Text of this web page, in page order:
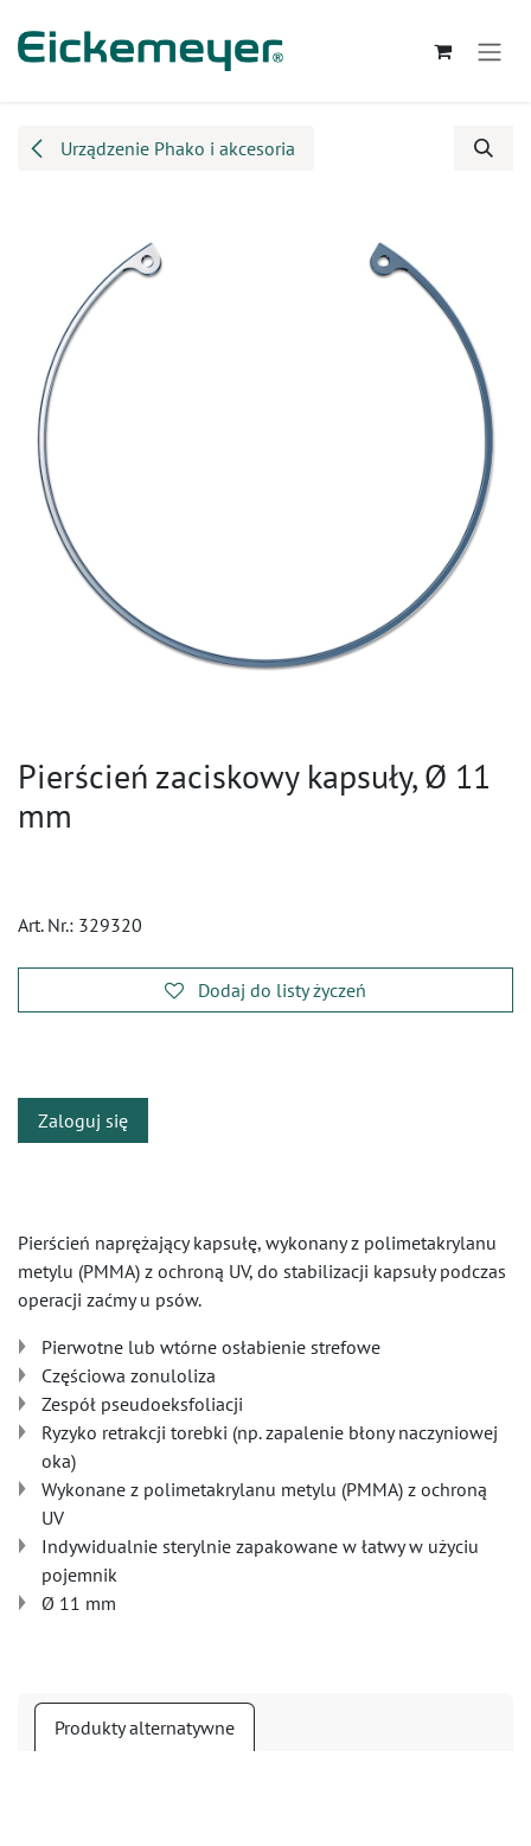
Urządzenie Phako i akcesoria
Pierścień zaciskowy kapsuły, Ø 11
mm
Art. Nr.: 329320
Dodaj do listy życzeń
Zaloguj się
Pierścień naprężający kapsułę, wykonany z polimetakrylanu
metylu (PMMA) z ochroną UV, do stabilizacji kapsuły podczas
operacji zaćmy u psów.
Pierwotne lub wtórne osłabienie strefowe
Częściowa zonuloliza
Zespół pseudoeksfoliacji
Ryzyko retrakcji torebki (np. zapalenie błony naczyniowej
oka)
Wykonane z polimetakrylanu metylu (PMMA) z ochroną
UV
Indywidualnie sterylnie zapakowane w łatwy w użyciu
pojemnik
Ø 11 mm
Produkty alternatywne